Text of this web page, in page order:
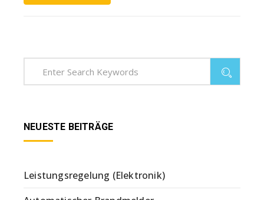
NEUESTE BEITRÄGE
Leistungsregelung (Elektronik)